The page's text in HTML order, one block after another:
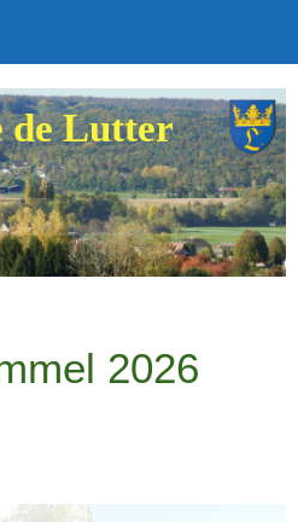
de Lutter
2026